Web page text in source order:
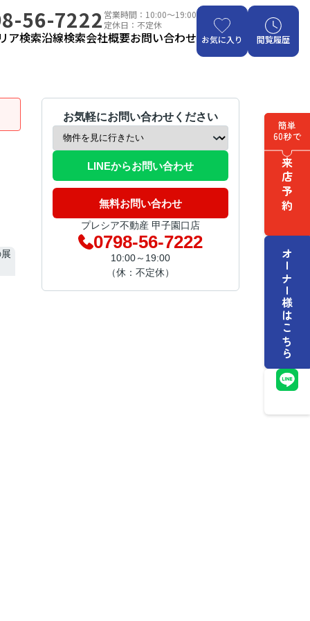
56-7222 営業時間：10:00～19:00
定休日：不定休
ア検索沿線検索会社概要お問い合わせ お気に入り 閲覧履歴
簡単
60秒で
来店予約
オーナー様はこちら
お気軽にお問い合わせください
LINEからお問い合わせ
無料お問い合わせ
プレシア不動産 甲子園口店
0798-56-7222
10:00～19:00
（休：不定休）